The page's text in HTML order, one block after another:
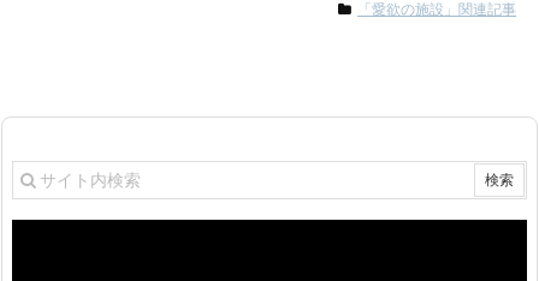
「愛欲の施設」関連記事